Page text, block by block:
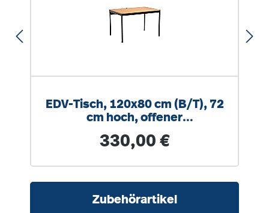
EDV-Tisch, 120x80 cm (B/T), 72
cm hoch, offener
Regulärer Preis:
330,00 €
Zubehörartikel